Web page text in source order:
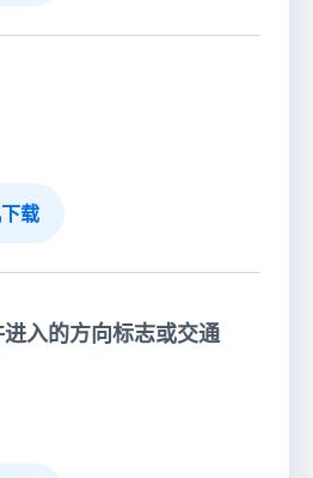
下载
入的方向标志或交通